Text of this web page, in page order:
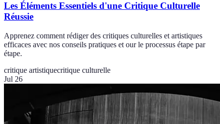
Les Éléments Essentiels d'une Critique Culturelle
Réussie
Apprenez comment rédiger des critiques culturelles et artistiques
efficaces avec nos conseils pratiques et our le processus étape par
étape.
critique artistiquecritique culturelle
Jul 26